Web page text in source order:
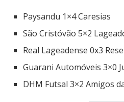
Paysandu 1×4 Caresias
São Cristóvão 5×2
Real Lageadense 0x3
Guarani Automóveis 3×0
DHM Futsal 3×2 Amigos